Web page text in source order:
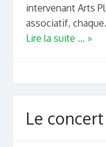
intervenant Arts
associatif,
Lire la suite ... »
Le